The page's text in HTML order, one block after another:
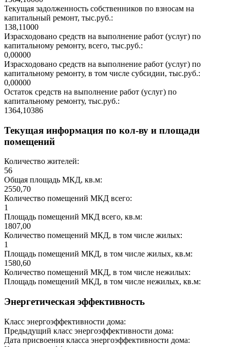
Текущая задолженность собственников по взносам на
капитальный ремонт, тыс.руб.:
138,11000
Израсходовано средств на выполнение работ (услуг) по
капитальному ремонту, всего, тыс.руб.:
0,00000
Израсходовано средств на выполнение работ (услуг) по
капитальному ремонту, в том числе субсидии, тыс.руб.:
0,00000
Остаток средств на выполнение работ (услуг) по
капитальному ремонту, тыс.руб.:
1364,10386
Текущая информация по кол-ву и площади
помещений
Количество жителей:
56
Общая площадь МКД, кв.м:
2550,70
Количество помещений МКД всего:
1
Площадь помещений МКД всего, кв.м:
1807,00
Количество помещений МКД, в том числе жилых:
1
Площадь помещений МКД, в том числе жилых, кв.м:
1580,60
Количество помещений МКД, в том числе нежилых:
Площадь помещений МКД, в том числе нежилых, кв.м:
Энергетическая эффективность
Класс энергоэффективности дома:
Предыдущий класс энергоэффективности дома:
Дата присвоения класса энергоэффективности дома: